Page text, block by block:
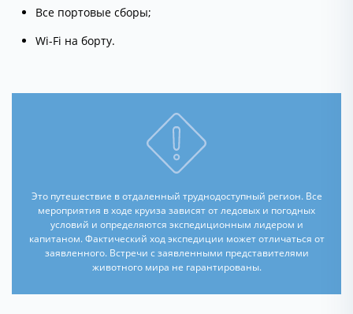
Все портовые сборы;
Wi-Fi на борту.
Это путешествие в отдаленный труднодоступный регион. Все
мероприятия в ходе круиза зависят от ледовых и погодных
условий и определяются экспедиционным лидером и
капитаном. Фактический ход экспедиции может отличаться от
заявленного. Встречи с заявленными представителями
животного мира не гарантированы.